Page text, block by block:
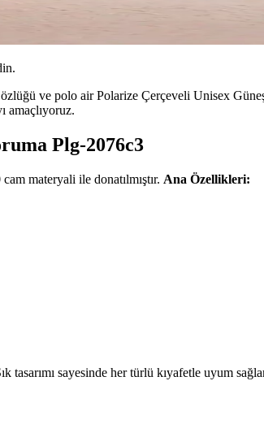
ve polo air Polarize Çerçeveli Unisex
amaçlıyoruz.
Plg-2076c3
materyali ile donatılmıştır. Ana Özellikleri:
sayesinde her türlü kıyafetle uyum